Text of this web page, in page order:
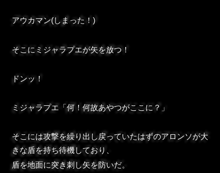
アウカマン(しまった！)
そこにミジャラプエが矢を放つ！
ドンッ！
ミジャラプエ「何！何故あやつがここに？」
そこには攻撃を繰り出し戻っていたはずのアロンソが大
きな盾を持ち待機しており、
盾を地面に突き刺し矢を防いだ。